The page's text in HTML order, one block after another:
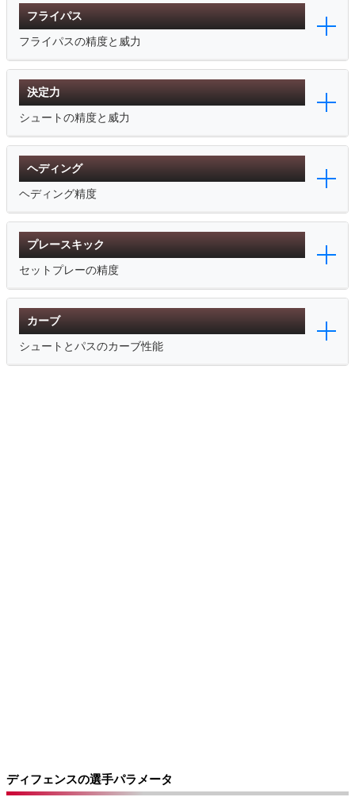
フライパス
フライパスの精度と威力
決定力
シュートの精度と威力
ヘディング
ヘディング精度
プレースキック
セットプレーの精度
カーブ
シュートとパスのカーブ性能
ディフェンスの選手パラメータ